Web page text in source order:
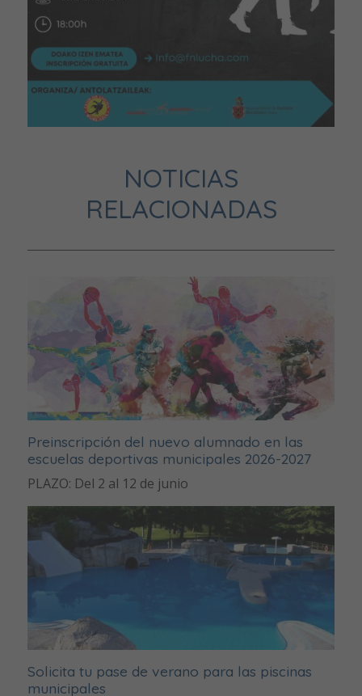
NOTICIAS
RELACIONADAS
Preinscripción del nuevo alumnado en las
escuelas deportivas municipales 2026-2027
PLAZO: Del 2 al 12 de junio
Solicita tu pase de verano para las piscinas
municipales